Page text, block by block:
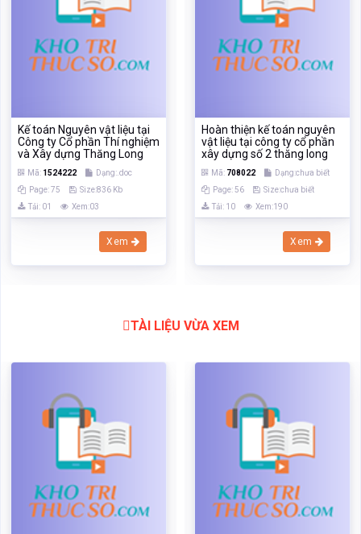
Kế toán Nguyên vật liệu tại
Công ty Cổ phần Thí nghiệm
và Xây dựng Thăng Long
Mã: 1524222
Dạng:.doc
Page: 75
Size:836 Kb
Tải: 01
Xem:03
Xem
Hoàn thiện kế toán nguyên
vật liệu tại công ty cổ phần
xây dựng số 2 thăng long
Mã: 708022
Dạng:chưa biết
Page: 56
Size:chưa biết
Tải: 10
Xem:190
Xem
TÀI LIỆU VỪA XEM